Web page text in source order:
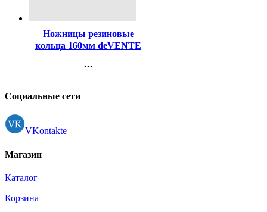
Ножницы резиновые
кольца 160мм deVENTE
...
Регистрация
Социальные сети
VKontakte
Магазин
Каталог
Корзина